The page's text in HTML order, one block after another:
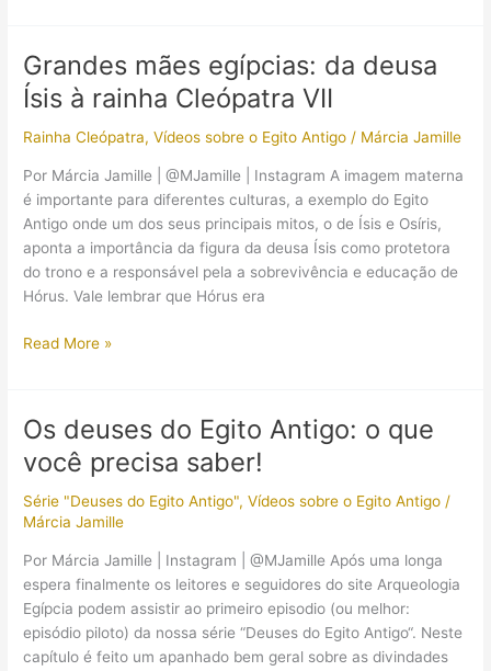
deuses
do
Antigo
Grandes mães egípcias: da deusa
Ísis à rainha Cleópatra VII
Rainha Cleópatra,Vídeos sobre o Egito Antigo / Márcia Jamille
Por Márcia Jamille | @MJamille | Instagram A imagem materna
é importante para diferentes culturas, a exemplo do Egito
Antigo onde um dos seus principais mitos, o de Ísis e Osíris,
aponta a importância da figura da deusa Ísis como protetora
do trono e a responsável pela a sobrevivência e educação de
Hórus. Vale lembrar que Hórus era
Grandes
deusa
Ísis
rainha
VII
Read More »
Os deuses do Egito Antigo: o que
você precisa saber!
Série "Deuses do Egito Antigo",Vídeos sobre o Egito Antigo /
Márcia Jamille
Por Márcia Jamille | Instagram | @MJamille Após uma longa
espera finalmente os leitores e seguidores do site Arqueologia
Egípcia podem assistir ao primeiro episodio (ou melhor:
episódio piloto) da nossa série “Deuses do Egito Antigo“. Neste
capítulo é feito um apanhado bem geral sobre as divindades